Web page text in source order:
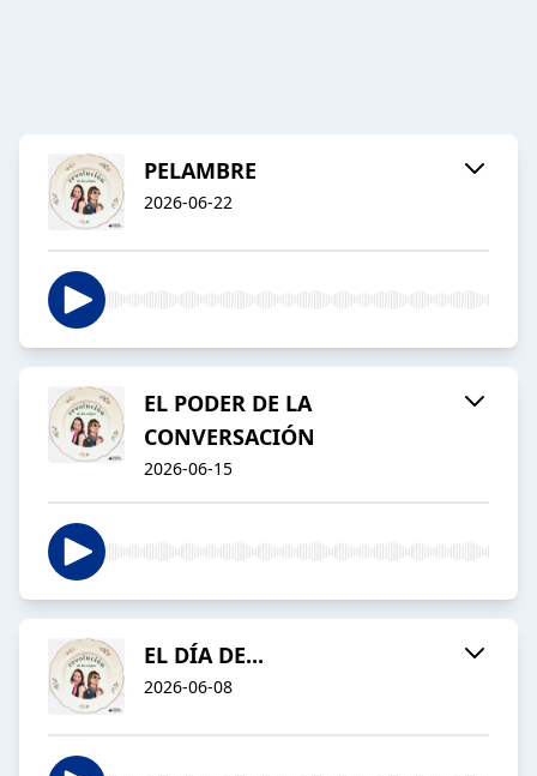
PELAMBRE
2026-06-22
EL PODER DE LA
CONVERSACIÓN
2026-06-15
EL DÍA DE...
2026-06-08